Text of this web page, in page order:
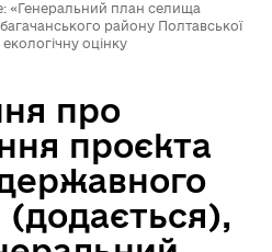
«Генеральний план селища
району Полтавської
екологічну оцінку
про
проєкта